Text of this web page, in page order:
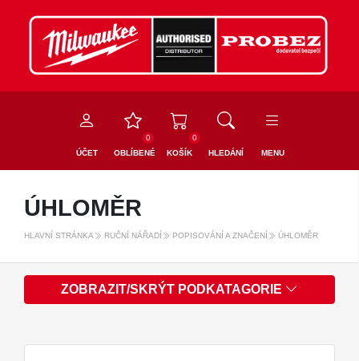
ÚČET
0
OBLÍBENÉ
0
KOŠÍK
HLEDÁNÍ MENU
ÚHLOMĚR
HLAVNÍ STRÁNKA RUČNÍ NÁŘADÍ POPISOVÁNÍ A ZNAČENÍ ÚHLOMĚR
ZOBRAZIT/SKRÝT PODKATAGORIE